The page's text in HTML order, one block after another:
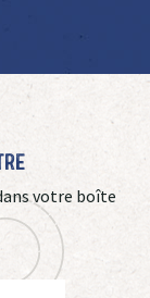
votre boîte